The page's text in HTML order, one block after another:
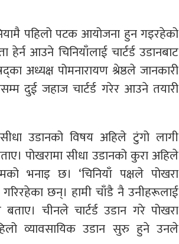
पहिलो पटक आयोजना हुन गइरहेको
हेर्न आउने चिनियाँलाई चार्टर्ड उडानबाट
अध्यक्ष पोमनारायण श्रेष्ठले जानकारी
दुई जहाज चार्टर्ड गरेर आउने तयारी
सीधा उडानको विषय अहिले टुंगो लागी
पोखरामा सीधा उडानको कुरा अहिले
भनाइ छ। ‘चिनियाँ पक्षले पोखरा
छन्। हामी चाँडै नै उनीहरूलाई
चीनले चार्टर्ड उडान गरे पोखरा
व्यावसायिक उडान सुरु हुने उनले